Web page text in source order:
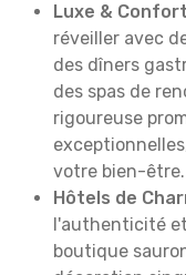
Luxe &
réveiller avec
des dîners
des spas de
rigoureuse
votre bien-être.
Hôtels de
l'authenticité
boutique